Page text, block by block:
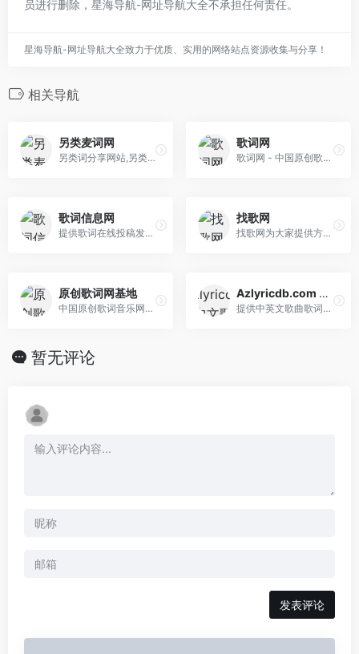
员进行删除，星海导航-网址导航大全不承担任何责任。
星海导航-网址导航大全致力于优质、实用的网络站点资源收集与分享！
相关导航
另类麦词网
另类词分享网站,另类喊麦音乐作品及另类麦词,另类伴奏下载的网站，聚集另类爱好者,原创的另类喊麦。另类麦词网是第一原创麦词网站，最好的另类词分享平台！
歌词网
歌词网 - 中国原创歌词基地提供中国最新、最热、最具品质的在线发表歌词网,歌词,原创歌词,填词,写歌词,歌词创作,歌词欣赏,歌词大全等服务！致力打造最大最专 业的原创歌词网站
歌词信息网
提供歌词在线投稿发布出售信息，一个写歌词可以赚钱的专业买卖网站。
找歌网
找歌网为大家提供方便的歌词找歌名服务，让用户快速方便的根据歌词关键词查找歌名，同时为大家分享当下最新最热门的歌曲以及歌曲问答百科知识，娱乐资讯。
原创歌词网基地
中国原创歌词音乐网基地提供最新、最热、最流行的在线音乐网-致力于打造最专业的歌曲大全,原创音乐,原创歌曲,原创歌词,填词,写歌词,作曲,编曲,伴奏,诗词,翻唱网,midi,录音,音频,乐器,吉他,伴奏网,歌词找歌名,歌词搜索歌曲等原创歌词音乐网站！
Azlyricdb.com 中文歌词网
提供中英文歌曲歌词收集，包含中港台欧美国家歌曲。
暂无评论
发表评论